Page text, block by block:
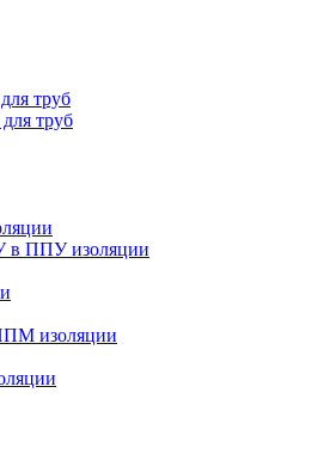
труб
труб
в ППУ изоляции
изоляции